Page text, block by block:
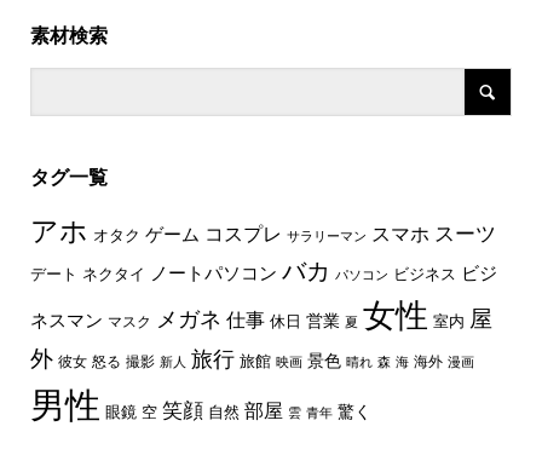
素材検索
タグ一覧
アホ オタク ゲーム コスプレ サラリーマン スマホ スーツ
デート ネクタイ ノートパソコン バカ パソコン ビジネス ビジ
ネスマン マスク メガネ 仕事 休日 営業 夏 女性 室内 屋
外 彼女 怒る 撮影 新人 旅行 旅館 映画 景色 晴れ 森 海 海外 漫画
男性 眼鏡 空 笑顔 自然 部屋 雲 青年 驚く